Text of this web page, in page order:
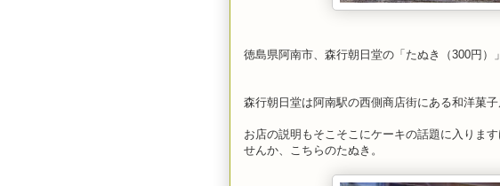
徳島県阿南市、森行朝日堂の「たぬき（300円）
森行朝日堂は阿南駅の西側商店街にある和洋菓
お店の説明もそこそこにケーキの話題に入りま
せんか、こちらのたぬき。